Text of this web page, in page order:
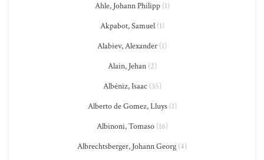
Ahle, Johann Philipp(1)
Akpabot, Samuel(1)
Alabiev, Alexander (1)
Alain, Jehan(2)
Albéniz, Isaac (35)
Alberto de Gomez, Lluys(1)
Albinoni, Tomaso(16)
Albrechtsberger, Johann Georg (4)